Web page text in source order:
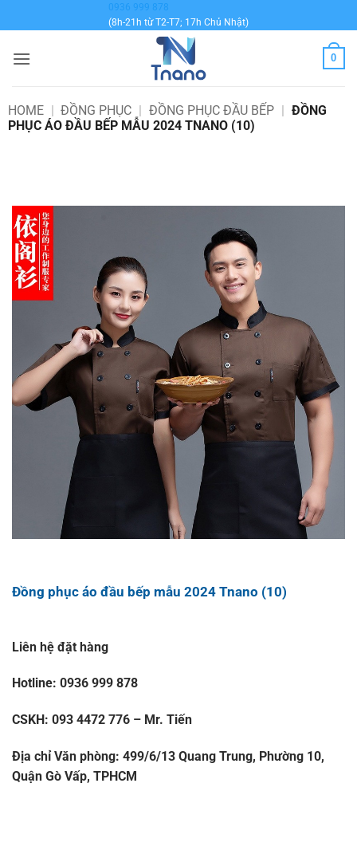
qua
dung
0936 999 878
(8h-21h từ T2-T7; 17h Chủ Nhật)
0
HOME | ĐỒNG PHỤC | ĐỒNG PHỤC ĐẦU BẾP | ĐỒNG
PHỤC ÁO ĐẦU BẾP MẪU 2024 TNANO (10)
Đồng phục áo đầu bếp mẫu 2024 Tnano (10)
Liên hệ đặt hàng
Hotline: 0936 999 878
CSKH: 093 4472 776 – Mr. Tiến
Địa chỉ Văn phòng: 499/6/13 Quang Trung, Phường 10,
Quận Gò Vấp, TPHCM